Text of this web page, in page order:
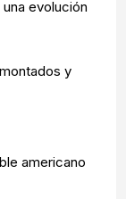
evolución
y
americano